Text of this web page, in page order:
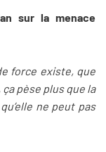
sur la menace
force existe, que
pèse plus que la
ne peut pas